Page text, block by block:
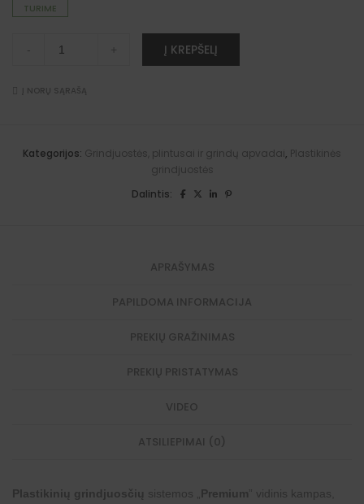
TURIME
grindjuosčių
(timmerlahas
- + Į KREPŠELĮ
v
Į NORŲ SĄRAŠĄ
Kategorijos: Grindjuostės, plintusai ir grindų apvadai, Plastikinės
grindjuostės
Dalintis:
APRAŠYMAS
PAPILDOMA INFORMACIJA
PREKIŲ GRAŽINIMAS
PREKIŲ PRISTATYMAS
VIDEO
ATSILIEPIMAI (0)
Plastikinių grindjuosčių sistemos „Premium ” vidinis kampas,